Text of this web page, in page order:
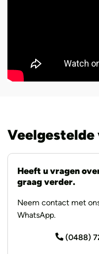
Veelgestelde
Heeft u vragen
graag verder.
Neem contact met
WhatsApp.
(0488)